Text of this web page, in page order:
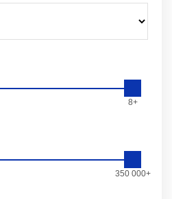
8+
350 000+